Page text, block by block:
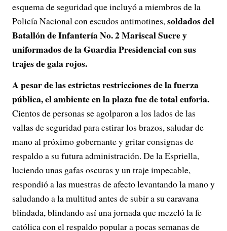
esquema de seguridad que incluyó a miembros de la
Policía Nacional con escudos antimotines,soldados del
Batallón de Infantería No. 2 Mariscal Sucre y
uniformados de la Guardia Presidencial con sus
trajes de gala rojos.
A pesar de las estrictas restricciones de la fuerza
pública, el ambiente en la plaza fue de total euforia.
Cientos de personas se agolparon a los lados de las
vallas de seguridad para estirar los brazos, saludar de
mano al próximo gobernante y gritar consignas de
respaldo a su futura administración. De la Espriella,
luciendo unas gafas oscuras y un traje impecable,
respondió a las muestras de afecto levantando la mano y
saludando a la multitud antes de subir a su caravana
blindada, blindando así una jornada que mezcló la fe
católica con el respaldo popular a pocas semanas de